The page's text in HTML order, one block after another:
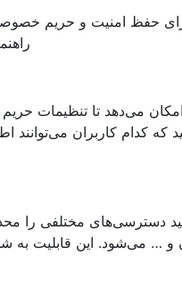
حفظ امنیت و حریم
امکان می‌دهد تا تنظیمات
کدام کاربران می‌توانند
دسترسی‌های مختلفی را
و … می‌شود. این قابلیت